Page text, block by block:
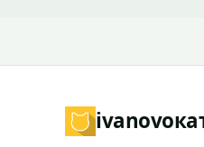
ivanovo